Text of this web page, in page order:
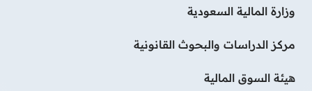
وزارة المالية السعودية
مركز الدراسات والبحوث القانونية
هيئة السوق المالية